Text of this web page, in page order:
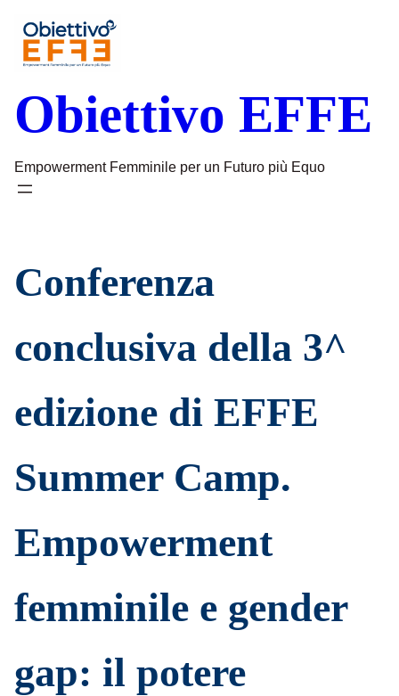
contenuto
Obiettivo EFFE
Empowerment Femminile per un Futuro più Equo
Conferenza
conclusiva della 3^
edizione di EFFE
Summer Camp.
Empowerment
femminile e gender
gap: il potere